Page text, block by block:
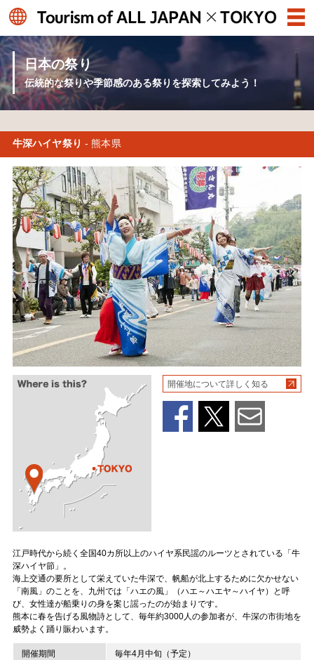
日本の祭り
伝統的な祭りや季節感のある祭りを探索してみよう！
牛深ハイヤ祭り- 熊本県
開催地について詳しく知る
江戸時代から続く全国40カ所以上のハイヤ系民謡のルーツとされている「牛
深ハイヤ節」。
海上交通の要所として栄えていた牛深で、帆船が北上するために欠かせない
「南風」のことを、九州では「ハエの風」（ハエ～ハエヤ～ハイヤ）と呼
び、女性達が船乗りの身を案じ謡ったのが始まりです。
熊本に春を告げる風物詩として、毎年約3000人の参加者が、牛深の市街地を
威勢よく踊り賑わいます。
開催期間 毎年4月中旬（予定）